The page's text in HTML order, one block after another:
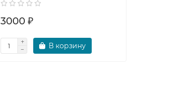
3000 ₽
В корзину